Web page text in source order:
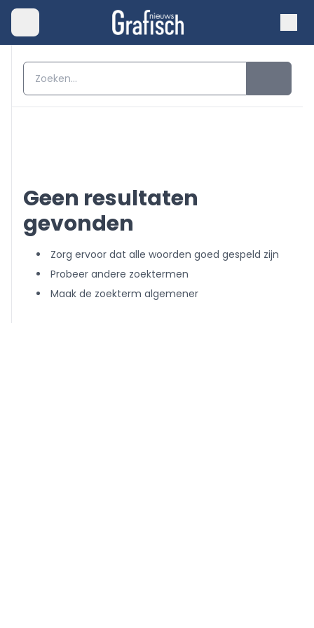
Geen resultaten
gevonden
Zorg ervoor dat alle woorden goed gespeld zijn
Probeer andere zoektermen
Maak de zoekterm algemener